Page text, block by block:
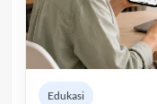
Edukasi